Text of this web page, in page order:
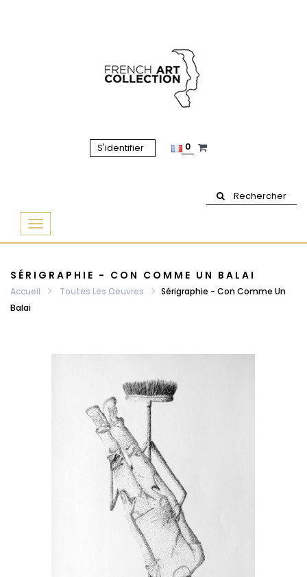
S'identifier 0
Rechercher
Basculer
la
SÉRIGRAPHIE - CON COMME UN BALAI
Accueil Toutes Les Oeuvres
Sérigraphie - Con Comme Un
Balai